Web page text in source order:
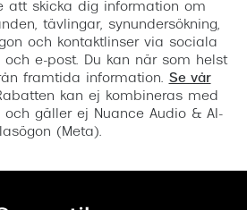
att skicka dig information om
tävlingar, synundersökning,
och kontaktlinser via sociala
och e-post. Du kan när som helst
framtida information. Se vår
kan ej kombineras med
gäller ej Nuance Audio & AI-
(Meta).